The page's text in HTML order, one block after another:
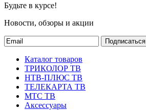
Будьте в курсе!
Новости, обзоры и акции
Подписаться
Каталог товаров
ТРИКОЛОР ТВ
НТВ-ПЛЮС ТВ
ТЕЛЕКАРТА ТВ
МТС ТВ
Аксессуары